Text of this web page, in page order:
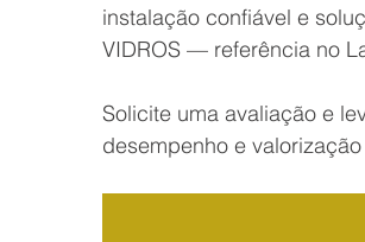
instalação confiável e
VIDROS — referência no
Solicite uma avaliação e
desempenho e